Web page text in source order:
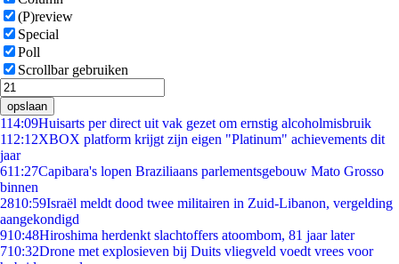
(P)review
Special
Poll
Scrollbar gebruiken
opslaan
114:09Huisarts per direct uit vak gezet om ernstig alcoholmisbruik
112:12XBOX platform krijgt zijn eigen "Platinum" achievements dit
jaar
611:27Capibara's lopen Braziliaans parlementsgebouw Mato Grosso
binnen
2810:59Israël meldt dood twee militairen in Zuid-Libanon, vergelding
aangekondigd
910:48Hiroshima herdenkt slachtoffers atoombom, 81 jaar later
710:32Drone met explosieven bij Duits vliegveld voedt vrees voor